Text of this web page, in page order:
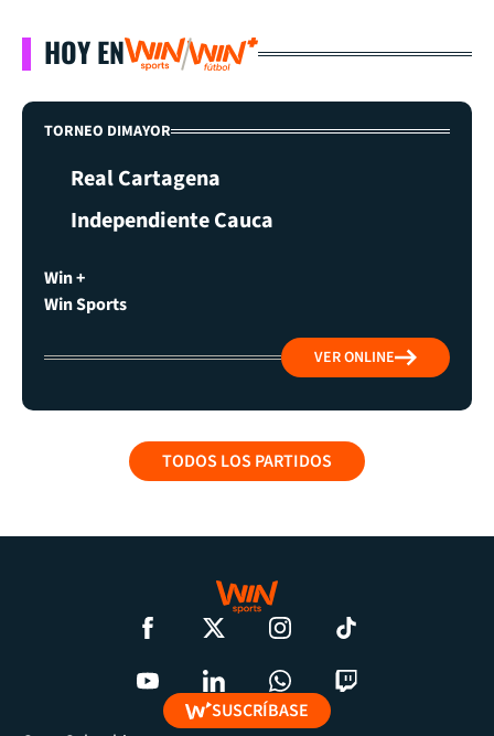
HOY EN
TORNEO DIMAYOR
Real Cartagena
Independiente Cauca
Win +
Win Sports
VER ONLINE
TODOS LOS PARTIDOS
SUSCRÍBASE